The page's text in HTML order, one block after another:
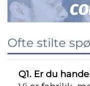
Ofte stilte
Q1. Er du